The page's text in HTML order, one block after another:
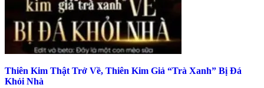
Thiên Kim Thật Trở Về, Thiên Kim Giả “Trà Xanh” Bị Đá
Khỏi Nhà